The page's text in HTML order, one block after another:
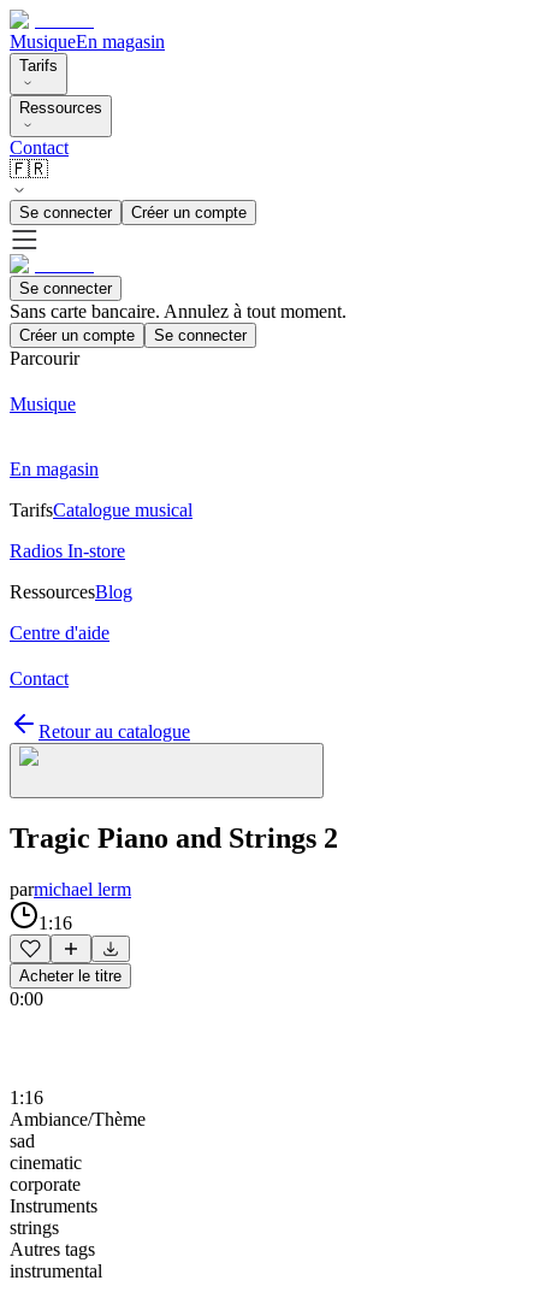
MusiqueEn magasin
Tarifs
Ressources
Contact
🇫🇷
Se connecter Créer un compte
Se connecter
Sans carte bancaire. Annulez à tout moment.
Créer un compte Se connecter
Parcourir
Musique
En magasin
TarifsCatalogue musical
Radios In-store
RessourcesBlog
Centre d'aide
Contact
Retour au catalogue
Tragic Piano and Strings 2
parmichael lerm
1:16
Acheter le titre
0:00
1:16
Ambiance/Thème
sad
cinematic
corporate
Instruments
strings
Autres tags
instrumental